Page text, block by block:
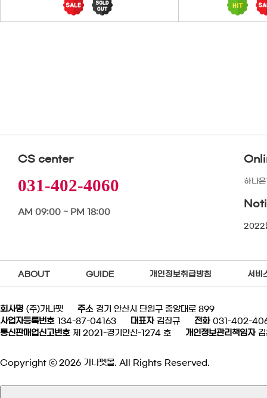
CS center
031-402-4060
AM 09:00 ~ PM 18:00
하나
2022
ABOUT GUIDE 개인정보취급방침 서비
회사명 (주)가나펫 주소 경기 안산시 단원구 중앙대로 899
사업자등록번호
134-87-04163 대표자 김창규 전화 031-402-
통신판매업신고번호 제 2021-경기안산-1274 호 개인정보관리책임자
Copyright ⓒ 2026 가나펫몰. All Rights Reserved.